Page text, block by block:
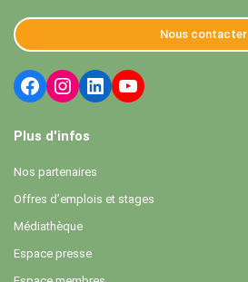
Nous contacter
Plus d'infos
Nos partenaires
Offres d’emplois et stages
Médiathèque
Espace presse